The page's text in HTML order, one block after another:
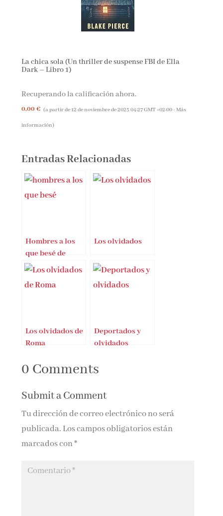
La chica sola (Un thriller de suspense FBI de Ella
Dark – Libro 1)
Recuperando la calificación ahora.
0,00 € (a partir de 12 de noviembre de 2025 04:27 GMT +02:00 -Más
información)
Entradas Relacionadas
Hombres a los
que besé de
Chris Pueyo
Los olvidados
Los olvidados de
Roma
Deportados y
olvidados
0 Comments
Submit a Comment
Tu dirección de correo electrónico no será
publicada. Los campos obligatorios están
marcados con*